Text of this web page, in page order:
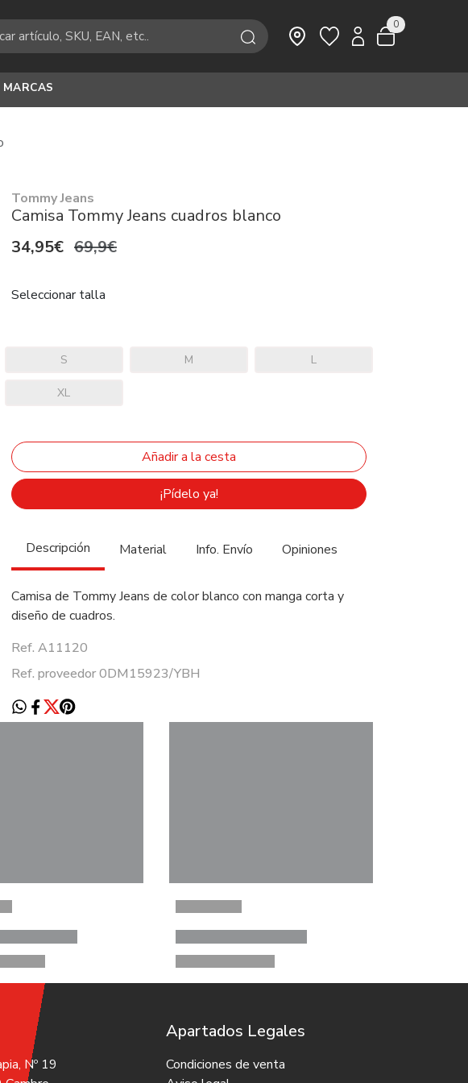
MARCAS
0
Tommy Jeans
Camisa Tommy Jeans cuadros blanco
34,95€ 69,9€
Seleccionar talla
S M L
XL
¡Pídelo ya!
Descripción Material Info. Envío Opiniones
Camisa de Tommy Jeans de color blanco con manga corta y
diseño de cuadros.
Ref. A11120
Ref. proveedor 0DM15923/YBH
Nº 19
Apartados Legales
Condiciones de venta